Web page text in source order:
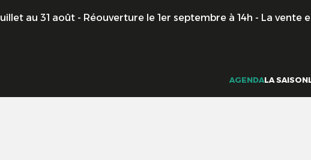
Réouverture le 1er septembre à 14h - La vente en ligne reste
AGENDALA SAISON